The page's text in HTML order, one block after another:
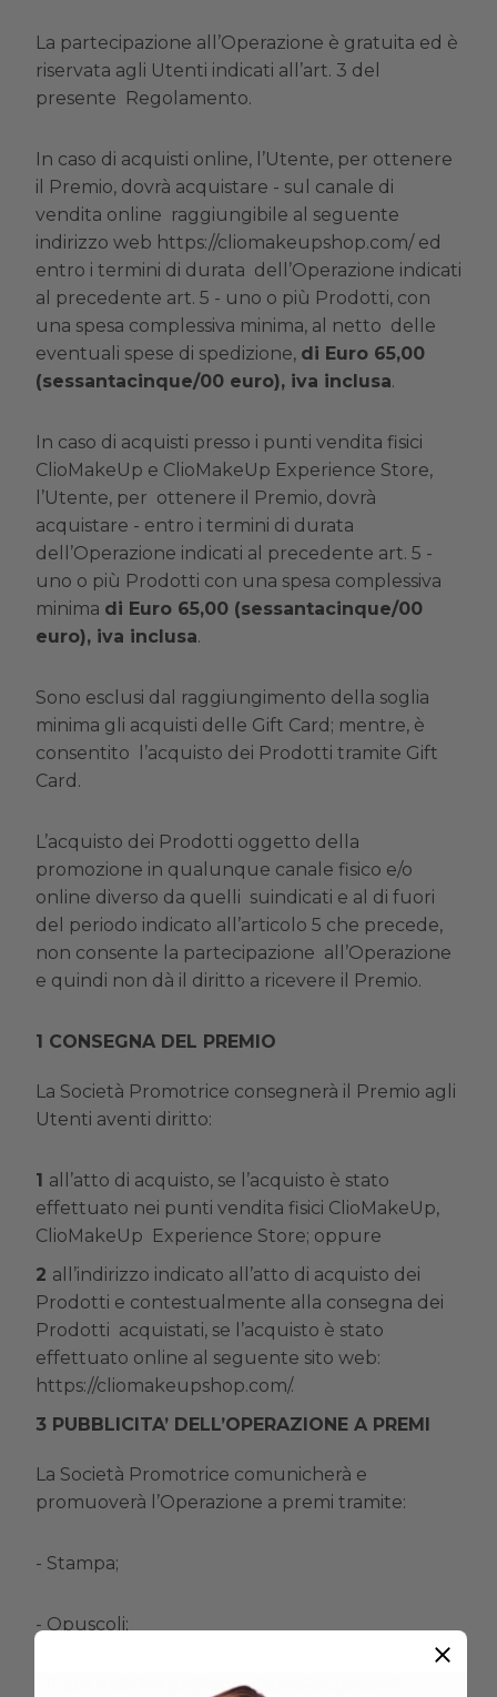
La partecipazione all’Operazione è gratuita ed è
riservata agli Utenti indicati all’art. 3 del
presente Regolamento.
In caso di acquisti online, l’Utente, per ottenere
il Premio, dovrà acquistare - sul canale di
vendita online raggiungibile al seguente
indirizzo web https://cliomakeupshop.com/ ed
entro i termini di durata dell’Operazione indicati
al precedente art. 5 - uno o più Prodotti, con
una spesa complessiva minima, al netto delle
eventuali spese di spedizione, di Euro 65,00
(sessantacinque/00 euro), iva inclusa.
In caso di acquisti presso i punti vendita fisici
ClioMakeUp e ClioMakeUp Experience Store,
l’Utente, per ottenere il Premio, dovrà
acquistare - entro i termini di durata
dell’Operazione indicati al precedente art. 5 -
uno o più Prodotti con una spesa complessiva
minima di Euro 65,00 (sessantacinque/00
euro), iva inclusa.
Sono esclusi dal raggiungimento della soglia
minima gli acquisti delle Gift Card; mentre, è
consentito l’acquisto dei Prodotti tramite Gift
Card.
L’acquisto dei Prodotti oggetto della
promozione in qualunque canale fisico e/o
online diverso da quelli suindicati e al di fuori
del periodo indicato all’articolo 5 che precede,
non consente la partecipazione all’Operazione
e quindi non dà il diritto a ricevere il Premio.
CONSEGNA DEL PREMIO
La Società Promotrice consegnerà il Premio agli
Utenti aventi diritto:
all’atto di acquisto, se l’acquisto è stato
effettuato nei punti vendita fisici ClioMakeUp,
ClioMakeUp Experience Store; oppure
all’indirizzo indicato all’atto di acquisto dei
Prodotti e contestualmente alla consegna dei
Prodotti acquistati, se l’acquisto è stato
effettuato online al seguente sito web:
https://cliomakeupshop.com/.
PUBBLICITA’ DELL’OPERAZIONE A PREMI
La Società Promotrice comunicherà e
promuoverà l’Operazione a premi tramite:
- Stampa;
- Opuscoli;
https://blog.cliomakeup.com/